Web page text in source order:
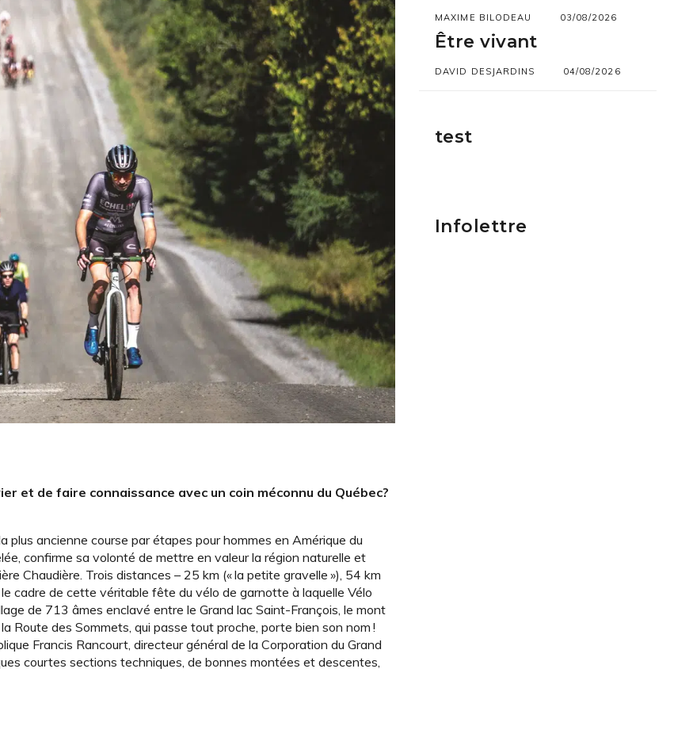
et de faire connaissance avec un coin méconnu du Québec?
ancienne course par étapes pour hommes en Amérique du
confirme sa volonté de mettre en valeur la région naturelle et
Chaudière. Trois distances – 25 km (« la petite gravelle »), 54 km
cadre de cette véritable fête du vélo de garnotte à laquelle Vélo
de 713 âmes enclavé entre le Grand lac Saint-François, le mont
Route des Sommets, qui passe tout proche, porte bien son nom !
Francis Rancourt, directeur général de la Corporation du Grand
courtes sections techniques, de bonnes montées et descentes,
MAXIME BILODEAU 03/08/2026
Être vivant
DAVID DESJARDINS 04/08/2026
test
Infolettre